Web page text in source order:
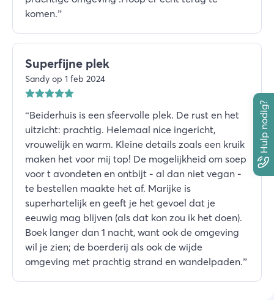
Hulp nodig?
komen.”
Superfijne plek
Sandy op 1 feb 2024
“Beiderhuis is een sfeervolle plek. De rust en het
uitzicht: prachtig. Helemaal nice ingericht,
vrouwelijk en warm. Kleine details zoals een kruik
maken het voor mij top! De mogelijkheid om soep
voor t avondeten en ontbijt - al dan niet vegan -
te bestellen maakte het af. Marijke is
superhartelijk en geeft je het gevoel dat je
eeuwig mag blijven (als dat kon zou ik het doen).
Boek langer dan 1 nacht, want ook de omgeving
wil je zien; de boerderij als ook de wijde
omgeving met prachtig strand en wandelpaden.”